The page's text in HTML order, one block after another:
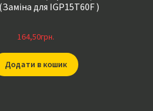
для IGP15T60F )
164,50грн.
Додати в кошик